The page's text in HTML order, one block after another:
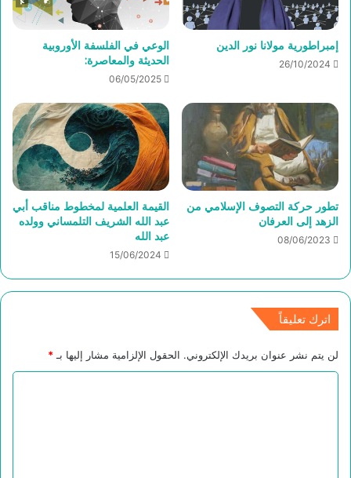
إمبراطورية مولانا نور الدين
26/10/2024
الوعي في الفلسفة الأوروبية
الحديثة والمعاصرة:
06/05/2025
تطور حركة التصوف الإسلامي من
الزهد إلى العرفان
08/06/2023
القيمة العلمية لمخطوط مناقب أبي
عبد الله الشريف التلمساني وولده
عبد الله
15/06/2024
اترك تعليقاً
لن يتم نشر عنوان بريدك الإلكتروني. الحقول الإلزامية مشار إليها بـ*